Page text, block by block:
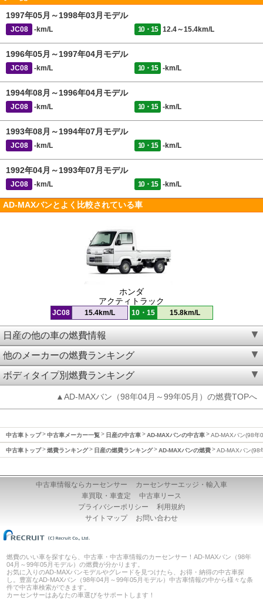
1997年05月～1998年03月モデル
JC08 -km/L 10・15 12.4～15.4km/L
1996年05月～1997年04月モデル
JC08 -km/L 10・15 -km/L
1994年08月～1996年04月モデル
JC08 -km/L 10・15 -km/L
1993年08月～1994年07月モデル
JC08 -km/L 10・15 -km/L
1992年04月～1993年07月モデル
JC08 -km/L 10・15 -km/L
AD-MAXバンとよく比較されている車
ホンダ
アクティトラック
JC08 15.4km/L 10・15 15.8km/L
日産の他の車の燃費情報
他のメーカーの燃費ランキング
ボディタイプ別燃費ランキング
▲AD-MAXバン（98年04月～99年05月）の燃費TOPへ
中古車トップ 中古車メーカー一覧 日産の中古車 AD-MAXバンの中古車 AD-MAXバン(98年
中古車トップ 燃費ランキング 日産の燃費ランキング AD-MAXバンの燃費 AD-MAXバン(98
中古車情報ならカーセンサー
カーセンサーエッジ・輸入車
車買取・車査定
中古車リース
プライバシーポリシー
利用規約
サイトマップ
お問い合わせ
燃費のいい車を探すなら、中古車・中古車情報のカーセンサー！AD-MAXバン（98年
04月～99年05月モデル）の燃費が分かります。
お気に入りのAD-MAXバンモデルやグレードを見つけたら、お得・納得の中古車探
し。豊富なAD-MAXバン（98年04月～99年05月モデル）中古車情報の中から様々な条
件で中古車検索ができます。
カーセンサーはあなたの車選びをサポートします！